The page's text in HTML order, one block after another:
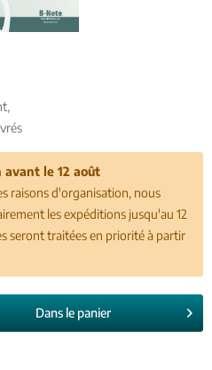
le 12 août
raisons d'organisation, nous
les expéditions jusqu'au 12
seront traitées en priorité à partir
Dans le panier